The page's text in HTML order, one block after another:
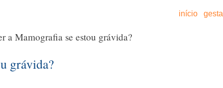
início
a Mamografia se estou grávida?
grávida?